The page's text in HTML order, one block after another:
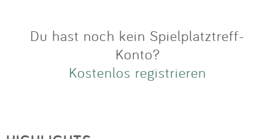
Du hast noch kein Spielplatztreff-
Konto?
Kostenlos registrieren